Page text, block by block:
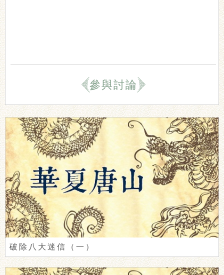
參與討論
破除八大迷信（一）